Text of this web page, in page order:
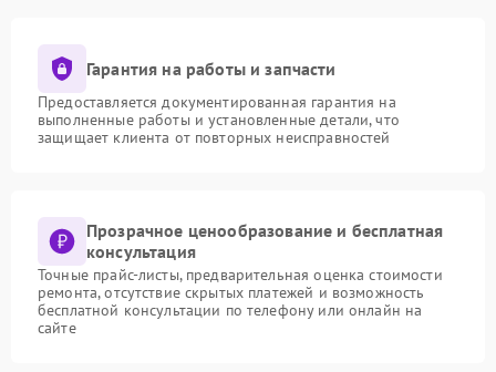
Гарантия на работы и запчасти
Предоставляется документированная гарантия на
выполненные работы и установленные детали, что
защищает клиента от повторных неисправностей
Прозрачное ценообразование и бесплатная
консультация
Точные прайс-листы, предварительная оценка стоимости
ремонта, отсутствие скрытых платежей и возможность
бесплатной консультации по телефону или онлайн на
сайте